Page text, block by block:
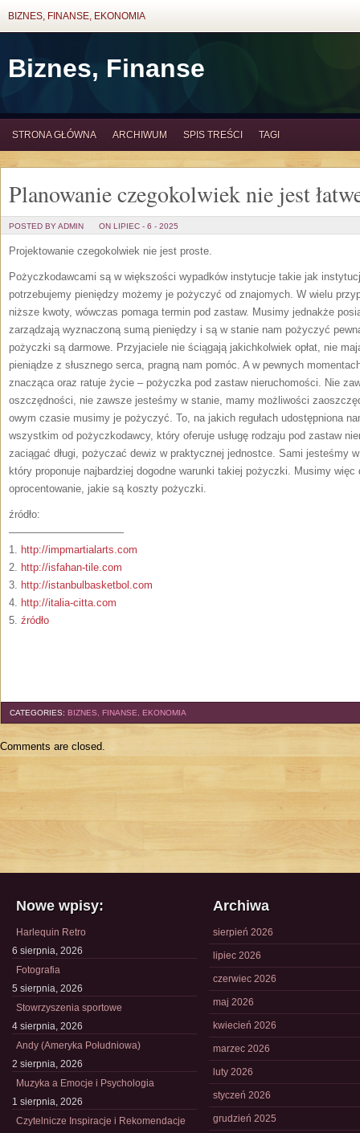
BIZNES, FINANSE, EKONOMIA
Biznes, Finanse
STRONA GŁÓWNA ARCHIWUM SPIS TREŚCI TAGI
Planowanie czegokolwiek nie jest
POSTED BY ADMIN ON LIPIEC - 6 - 2025
Projektowanie czegokolwiek nie jest proste.
Pożyczkodawcami są w większości wypadków instytucje takie jak
potrzebujemy pieniędzy możemy je pożyczyć od znajomych. W wielu
niższe kwoty, wówczas pomaga termin pod zastaw. Musimy jednakże
zarządzają wyznaczoną sumą pieniędzy i są w stanie nam pożyczyć
pożyczki są darmowe. Przyjaciele nie ściągają jakichkolwiek opłat, nie
pieniądze z słusznego serca, pragną nam pomóc. A w pewnych
znacząca oraz ratuje życie – pożyczka pod zastaw nieruchomości. Nie
oszczędności, nie zawsze jesteśmy w stanie, mamy możliwości
owym czasie musimy je pożyczyć. To, na jakich regułach udostępniona
wszystkim od pożyczkodawcy, który oferuje usługę rodzaju pod zastaw
zaciągać długi, pożyczać dewiz w praktycznej jednostce. Sami jesteśmy
który proponuje najbardziej dogodne warunki takiej pożyczki. Musimy
oprocentowanie, jakie są koszty pożyczki.
źródło:
———————————
1. http://impmartialarts.com
2. http://isfahan-tile.com
3. http://istanbulbasketbol.com
4. http://italia-citta.com
5. źródło
CATEGORIES: BIZNES, FINANSE, EKONOMIA
Comments are closed.
Nowe wpisy:
Harlequin Retro
6 sierpnia, 2026
Fotografia
5 sierpnia, 2026
Stowrzyszenia sportowe
4 sierpnia, 2026
Andy (Ameryka Południowa)
2 sierpnia, 2026
Muzyka a Emocje i Psychologia
1 sierpnia, 2026
Czytelnicze Inspiracje i Rekomendacje
Archiwa
sierpień 2026
lipiec 2026
czerwiec 2026
maj 2026
kwiecień 2026
marzec 2026
luty 2026
styczeń 2026
grudzień 2025